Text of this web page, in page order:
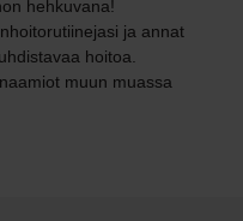
hehkuvana!
ja annat
hoitoa.
muun muassa